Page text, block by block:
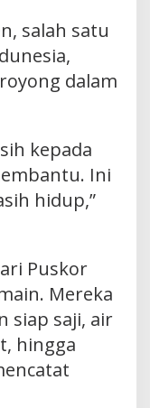
salah satu
dalam
kepada
Ini
hidup,”
Puskor
Mereka
siap saji, air
hingga